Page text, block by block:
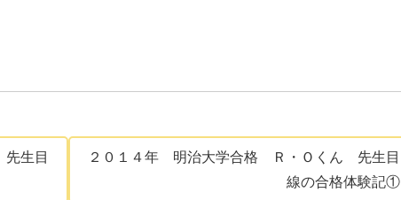
生目
２０１４年 明治大学合格 Ｒ・Ｏくん 先生目
線の合格体験記①